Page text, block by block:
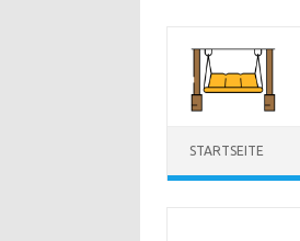
Inhalt
springen
STARTSEITE